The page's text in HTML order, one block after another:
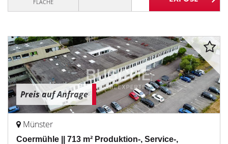
FLÄCHE
Preis auf Anfrage
Münster
Coermühle || 713 m² Produktion-, Service-,